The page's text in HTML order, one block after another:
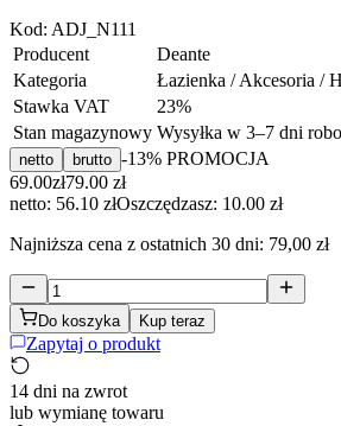
Kod: ADJ_N111
Producent
Deante
Kategoria
Łazienka / Akcesoria /
Stawka VAT
23%
Stan magazynowy Wysyłka w 3–7 dni
netto brutto -13% PROMOCJA
69.00zł79.00 zł
netto: 56.10 złOszczędzasz: 10.00 zł
Najniższa cena z ostatnich 30 dni: 79,00 zł
Do koszyka Kup teraz
Zapytaj o produkt
14 dni na zwrot
lub wymianę towaru